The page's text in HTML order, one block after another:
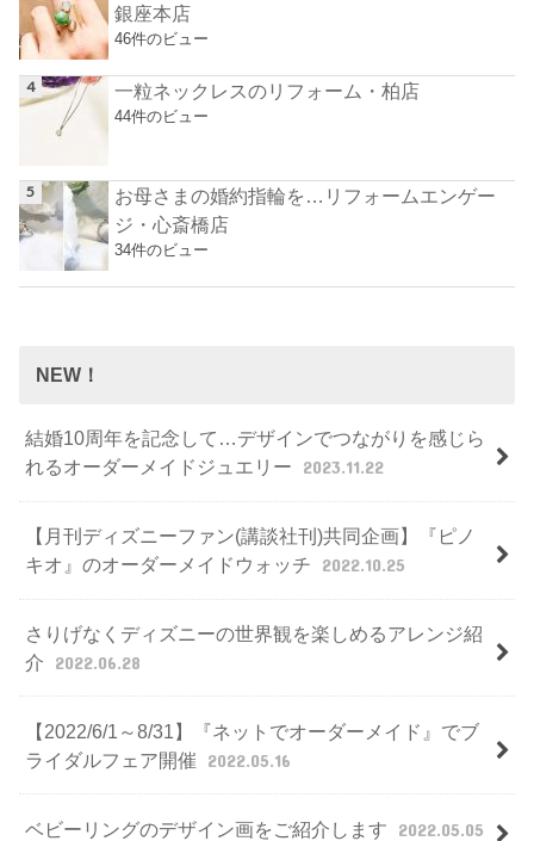
銀座本店
46件のビュー
一粒ネックレスのリフォーム・柏店
44件のビュー
お母さまの婚約指輪を…リフォームエンゲー
ジ・心斎橋店
34件のビュー
NEW！
結婚10周年を記念して…デザインでつながりを感じら
れるオーダーメイドジュエリー
2023.11.22
【月刊ディズニーファン(講談社刊)共同企画】『ピノ
キオ』のオーダーメイドウォッチ
2022.10.25
さりげなくディズニーの世界観を楽しめるアレンジ紹
介
2022.06.28
【2022/6/1～8/31】『ネットでオーダーメイド』でブ
ライダルフェア開催
2022.05.16
ベビーリングのデザイン画をご紹介します 2022.05.05